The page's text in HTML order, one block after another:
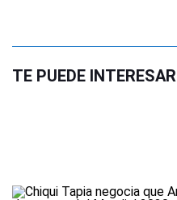
TE PUEDE INTERESAR